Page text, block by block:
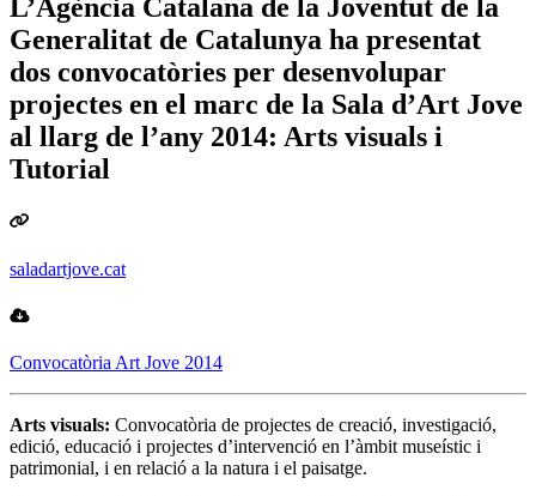
L’Agència Catalana de la Joventut de la
Generalitat de Catalunya ha presentat
dos convocatòries per desenvolupar
projectes en el marc de la Sala d’Art Jove
al llarg de l’any 2014: Arts visuals i
Tutorial
saladartjove.cat
Convocatòria Art Jove 2014
Arts visuals: Convocatòria de projectes de creació, investigació,
edició, educació i projectes d’intervenció en l’àmbit museístic i
patrimonial, i en relació a la natura i el paisatge.